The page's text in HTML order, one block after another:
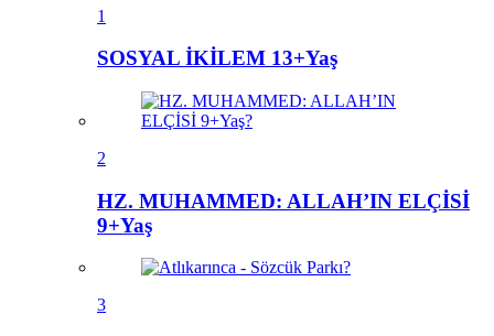
1
SOSYAL İKİLEM 13+Yaş
2
HZ. MUHAMMED: ALLAH’IN ELÇİSİ
9+Yaş
3